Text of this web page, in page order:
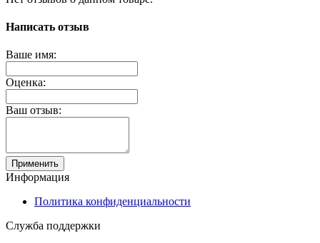
Написать отзыв
Ваше имя:
Оценка:
Ваш отзыв:
Применить
Информация
Политика конфиденциальности
Служба поддержки